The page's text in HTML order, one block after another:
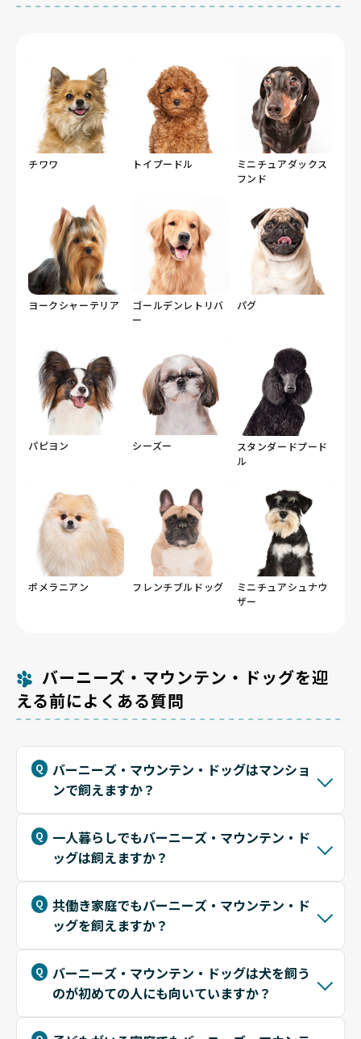
チワワ トイプードル
ミニチュアダックス
フンド
ヨークシャーテリア
ゴールデンレトリバ
ー
パグ
パピヨン シーズー
スタンダードプード
ル
ポメラニアン フレンチブルドッグ
ミニチュアシュナウ
ザー
バーニーズ・マウンテン・ドッグを迎
える前によくある質問
バーニーズ・マウンテン・ドッグはマンショ
ンで飼えますか？
一人暮らしでもバーニーズ・マウンテン・ド
ッグは飼えますか？
共働き家庭でもバーニーズ・マウンテン・ド
ッグを飼えますか？
バーニーズ・マウンテン・ドッグは犬を飼う
のが初めての人にも向いていますか？